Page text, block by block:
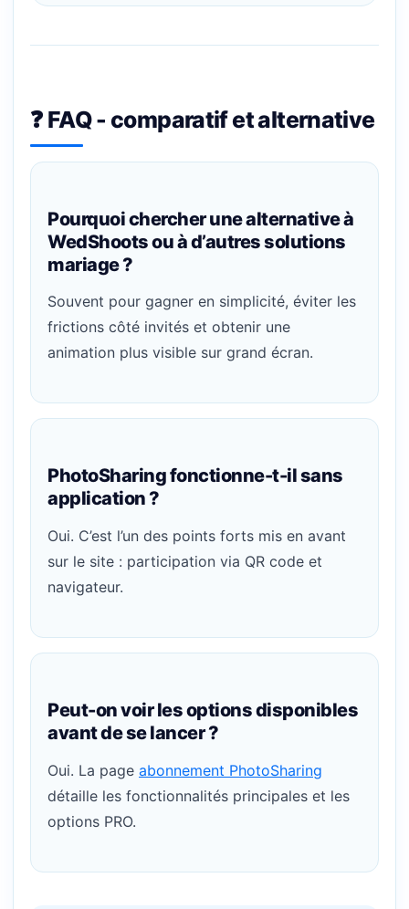
❓ FAQ - comparatif et alternative
Pourquoi chercher une alternative à
WedShoots ou à d’autres solutions
mariage ?
Souvent pour gagner en simplicité, éviter les
frictions côté invités et obtenir une
animation plus visible sur grand écran.
PhotoSharing fonctionne-t-il sans
application ?
Oui. C’est l’un des points forts mis en avant
sur le site : participation via QR code et
navigateur.
Peut-on voir les options disponibles
avant de se lancer ?
Oui. La page abonnement PhotoSharing
détaille les fonctionnalités principales et les
options PRO.